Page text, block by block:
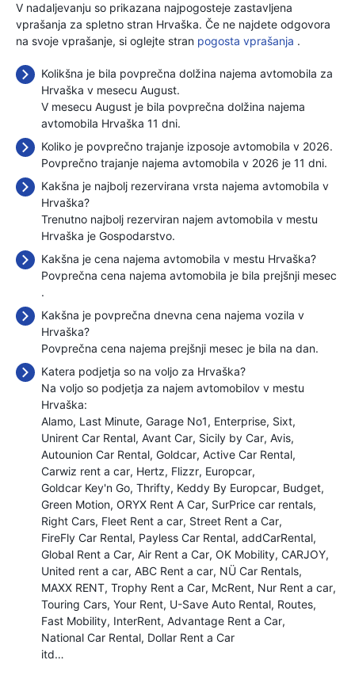
V nadaljevanju so prikazana najpogosteje zastavljena
vprašanja za spletno stran Hrvaška. Če ne najdete odgovora
na svoje vprašanje, si oglejte stran pogosta vprašanja .
Kolikšna je bila povprečna dolžina najema avtomobila za
Hrvaška v mesecu August.
V mesecu August je bila povprečna dolžina najema
avtomobila Hrvaška 11 dni.
Koliko je povprečno trajanje izposoje avtomobila v 2026.
Povprečno trajanje najema avtomobila v 2026 je 11 dni.
Kakšna je najbolj rezervirana vrsta najema avtomobila v
Hrvaška?
Trenutno najbolj rezerviran najem avtomobila v mestu
Hrvaška je Gospodarstvo.
Kakšna je cena najema avtomobila v mestu Hrvaška?
Povprečna cena najema avtomobila je bila prejšnji mesec
.
Kakšna je povprečna dnevna cena najema vozila v
Hrvaška?
Povprečna cena najema prejšnji mesec je bila na dan.
Katera podjetja so na voljo za Hrvaška?
Na voljo so podjetja za najem avtomobilov v mestu
Hrvaška:
Alamo Last Minute Garage No1 Enterprise Sixt
Unirent Car Rental Avant Car Sicily by Car Avis
Autounion Car Rental Goldcar Active Car Rental
Carwiz rent a car Hertz Flizzr Europcar
Goldcar Key'n Go Thrifty Keddy By Europcar Budget
Green Motion ORYX Rent A Car SurPrice car rentals
Right Cars Fleet Rent a car Street Rent a Car
FireFly Car Rental Payless Car Rental addCarRental
Global Rent a Car Air Rent a Car OK Mobility CARJOY
United rent a car ABC Rent a car NÜ Car Rentals
MAXX RENT Trophy Rent a Car McRent Nur Rent a car
Touring Cars Your Rent U-Save Auto Rental Routes
Fast Mobility InterRent Advantage Rent a Car
National Car Rental Dollar Rent a Car
itd…